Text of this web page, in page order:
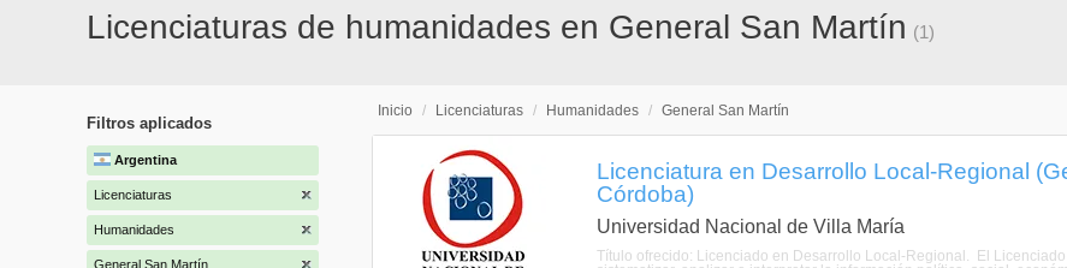
Licenciaturas de humanidades en General San Martín (1)
Filtros aplicados
Argentina
Licenciaturas
Humanidades
General San Martín
Inicio / Licenciaturas / Humanidades / General San Martín
Licenciatura en Desarrollo Local-Regional
Córdoba)
Universidad Nacional de Villa María
Título ofrecido: Licenciado en Desarrollo Local-Regional. El